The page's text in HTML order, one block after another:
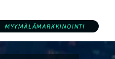
MYYMÄLÄMARKKINOINTI